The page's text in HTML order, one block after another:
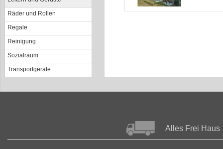
Räder und Rollen
Regale
Reinigung
Sozialraum
Transportgeräte
Alles Frei Haus